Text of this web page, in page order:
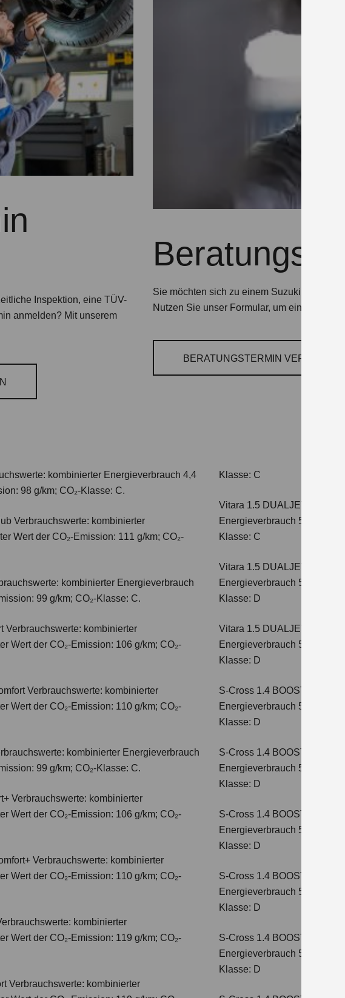
Inspektion, eine TÜV-
anmelden? Mit unserem
Sie möchten sich zu einem Suzuki Modell
Nutzen Sie unser Formular, um einen Termin
BERATUNGSTERMIN
kombinierter Energieverbrauch 4,4
98 g/km; CO₂-Klasse: C.
Verbrauchswerte: kombinierter
Wert der CO₂-Emission: 111 g/km; CO₂-
kombinierter Energieverbrauch
99 g/km; CO₂-Klasse: C.
Verbrauchswerte: kombinierter
Wert der CO₂-Emission: 106 g/km; CO₂-
Verbrauchswerte: kombinierter
Wert der CO₂-Emission: 110 g/km; CO₂-
kombinierter Energieverbrauch
99 g/km; CO₂-Klasse: C.
Verbrauchswerte: kombinierter
Wert der CO₂-Emission: 106 g/km; CO₂-
Verbrauchswerte: kombinierter
Wert der CO₂-Emission: 110 g/km; CO₂-
kombinierter
Wert der CO₂-Emission: 119 g/km; CO₂-
Verbrauchswerte: kombinierter
Klasse: C
Vitara 1.5 DUALJET
Energieverbrauch 5,0 l/
Klasse: C
Vitara 1.5 DUALJET
Energieverbrauch 5,6 l/
Klasse: D
Vitara 1.5 DUALJET
Energieverbrauch 5,6 l/
Klasse: D
S-Cross 1.4 BOOSTERJET
Energieverbrauch 5,4 l/100
Klasse: D
S-Cross 1.4 BOOSTERJET
Energieverbrauch 5,4 l/100
Klasse: D
S-Cross 1.4 BOOSTERJET
Energieverbrauch 5,8 l/100
Klasse: D
S-Cross 1.4 BOOSTERJET
Energieverbrauch 5,6 l/100
Klasse: D
S-Cross 1.4 BOOSTERJET
Energieverbrauch 5,7 l/100
Klasse: D